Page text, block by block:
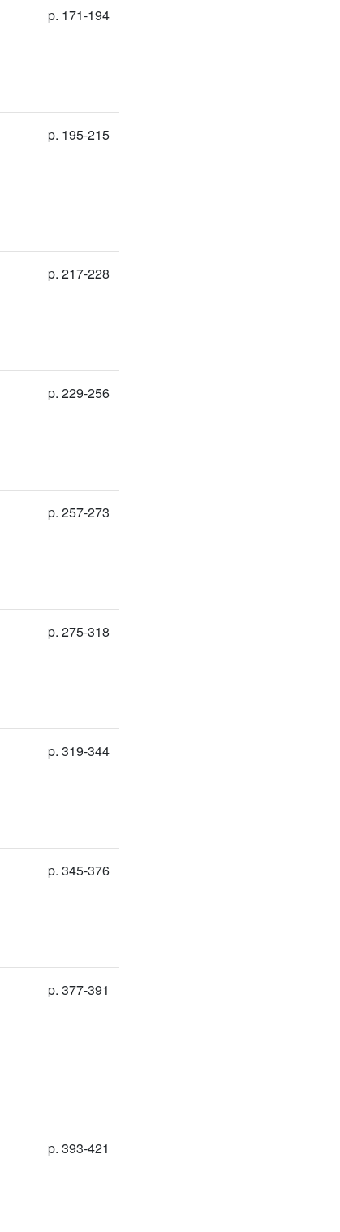
p. 171-194
p. 195-215
p. 217-228
p. 229-256
p. 257-273
p. 275-318
p. 319-344
p. 345-376
p. 377-391
p. 393-421